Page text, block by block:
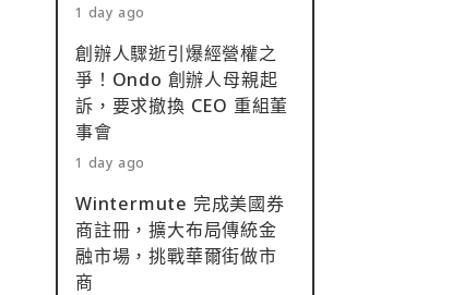
1 day ago
創辦人驟逝引爆經營權之
爭！Ondo 創辦人母親起
訴，要求撤換 CEO 重組董
事會
1 day ago
Wintermute 完成美國券
商註冊，擴大布局傳統金
融市場，挑戰華爾街做市
商